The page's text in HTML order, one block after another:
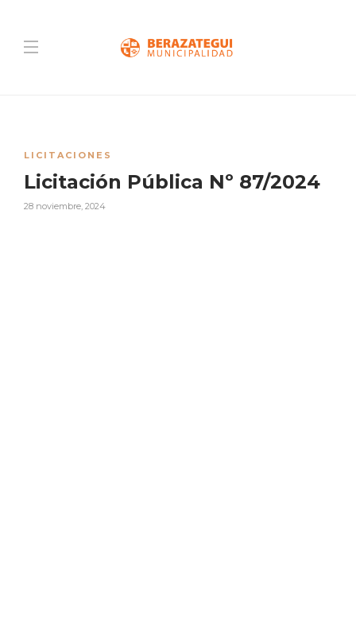
LICITACIONES
Licitación Pública Nº 87/2024
28 noviembre, 2024